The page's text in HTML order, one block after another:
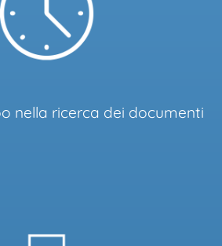
nella ricerca dei documenti